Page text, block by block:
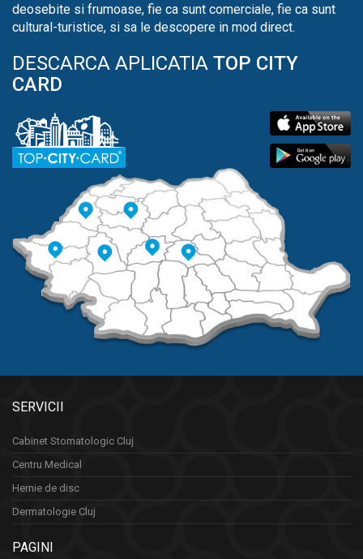
deosebite si frumoase, fie ca sunt comerciale, fie ca sunt
cultural-turistice, si sa le descopere in mod direct.
DESCARCA APLICATIA TOP CITY
CARD
SERVICII
Cabinet Stomatologic Cluj
Centru Medical
Hernie de disc
Dermatologie Cluj
PAGINI